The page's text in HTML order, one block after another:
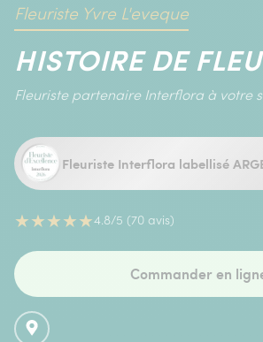
Fleuriste Yvre L'eveque
HISTOIRE DE
Fleuriste partenaire Interflora à votre
Fleuriste Interflora labellisé
★★★★★4.8/5 (70 avis)
Commander en